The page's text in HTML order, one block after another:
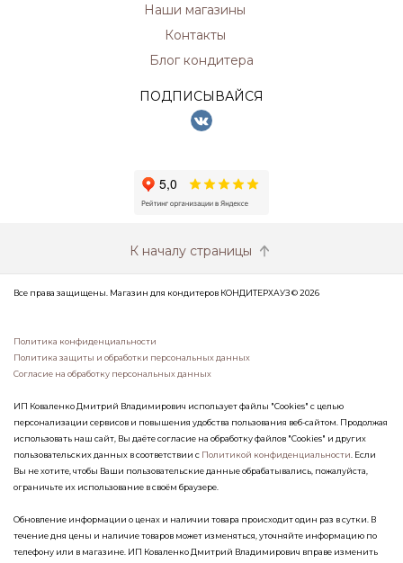
Наши магазины
Контакты
Блог кондитера
ПОДПИСЫВАЙСЯ
К началу страницы
Все права защищены. Магазин для кондитеров КОНДИТЕРХАУЗ © 2026
Политика конфиденциальности
Политика защиты и обработки персональных данных
Согласие на обработку персональных данных
ИП Коваленко Дмитрий Владимирович использует файлы "Cookies" с целью
персонализации сервисов и повышения удобства пользования веб-сайтом. Продолжая
использовать наш сайт, Вы даёте согласие на обработку файлов "Cookies" и других
пользовательских данных в соответствии с Политикой конфиденциальности . Если
Вы не хотите, чтобы Ваши пользовательские данные обрабатывались, пожалуйста,
ограничьте их использование в своём браузере.
Обновление информации о ценах и наличии товара происходит один раз в сутки. В
течение дня цены и наличие товаров может изменяться, уточняйте информацию по
телефону или в магазине. ИП Коваленко Дмитрий Владимирович вправе изменить